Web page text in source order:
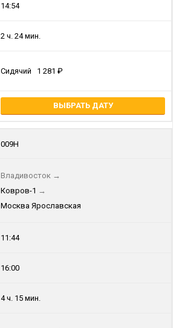
14:54
2 ч. 24 мин.
Сидячий 1 281
ВЫБРАТЬ ДАТУ
009Н
Владивосток →
Ковров-1 →
Москва Ярославская
11:44
16:00
4 ч. 15 мин.